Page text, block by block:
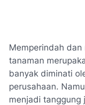
Memperindah
tanaman
banyak diminati
perusahaan.
menjadi tanggung